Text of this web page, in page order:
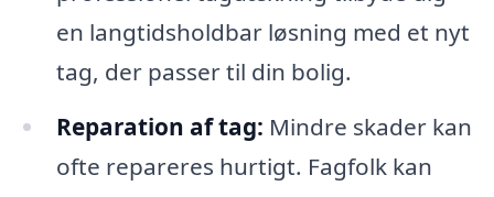
en langtidsholdbar løsning med et nyt
tag, der passer til din bolig.
Reparation af tag: Mindre skader kan
ofte repareres hurtigt. Fagfolk kan